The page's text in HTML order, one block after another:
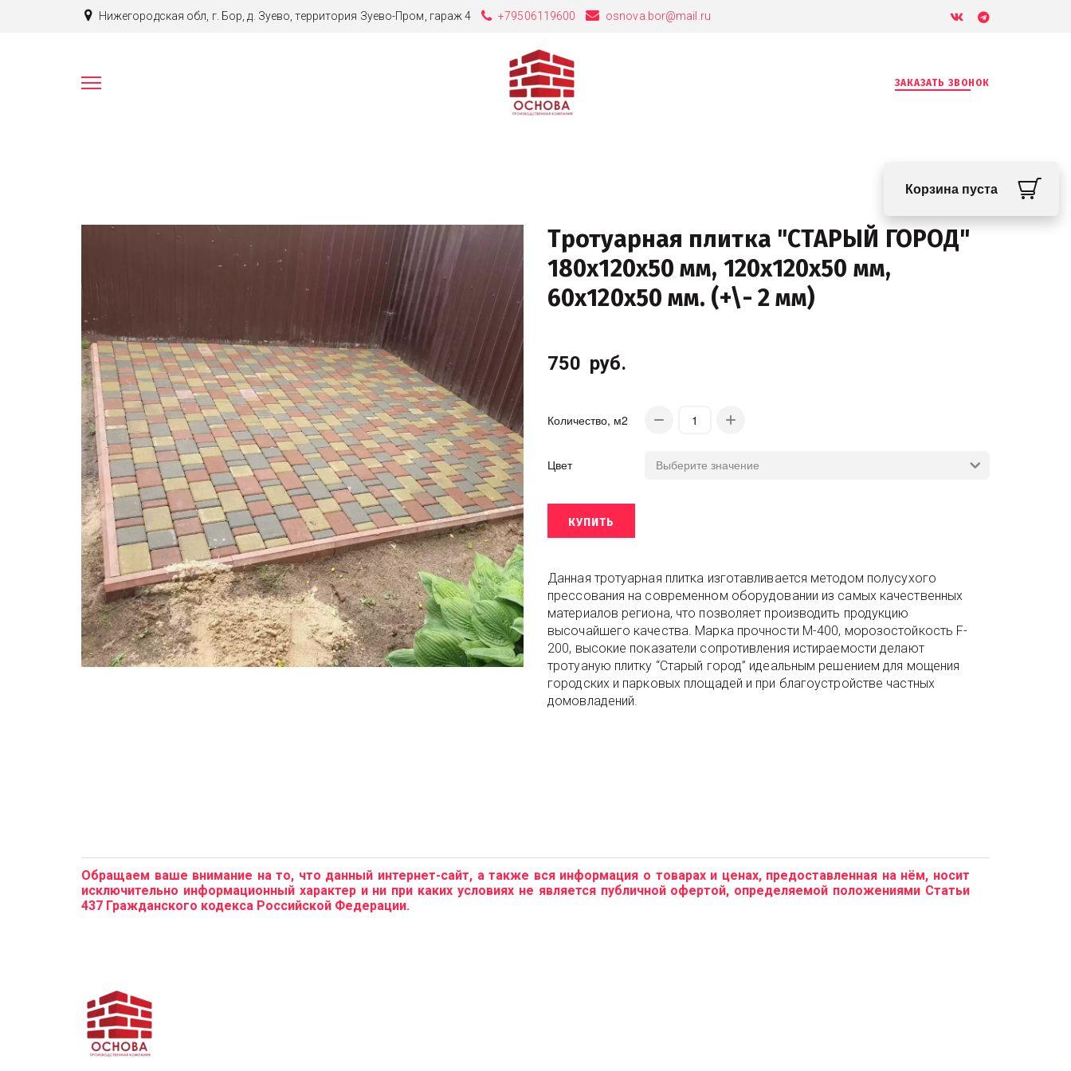
Нижегородская обл, г. Бор, д. Зуево ,территория Зуево-Пром, гараж 4 +79506119600 osnova.bor@mail.ru
ЗАКАЗАТЬ ЗВОНОК
Тротуарная плитка "СТАРЫЙ ГОРОД"
180х120х50 мм, 120х120х50 мм,
60х120х50 мм. (+\- 2 мм)
750 руб.
Количество, м2
Цвет
КУПИТЬ
Данная тротуарная плитка изготавливается методом полусухого
прессования на современном оборудовании из самых качественных
материалов региона, что позволяет производить продукцию
высочайшего качества. Марка прочности М-400, морозостойкость F-
200, высокие показатели сопротивления истираемости делают
тротуаную плитку “Старый город” идеальным решением для мощения
городских и парковых площадей и при благоустройстве частных
домовладений.
Обращаем ваше внимание на то, что данный интернет-сайт, а­­ также вся информация о товарах и ценах, предоставленная на нём, носит
исключительно информационный характер и ни при каких условиях не является публичной офертой, определяемой положениями Статьи
437 Гражданского кодекса Российской Федерации.
Корзина пуста